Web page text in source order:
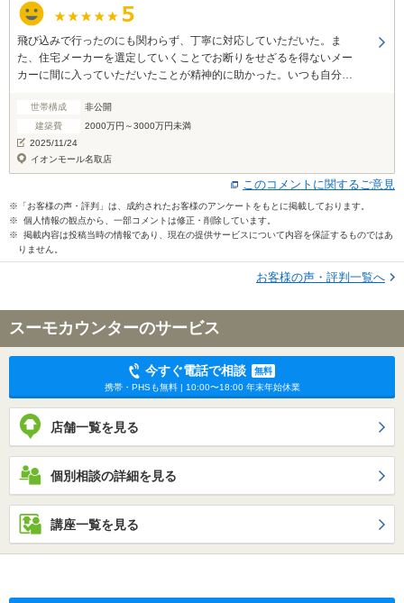
飛び込みで行ったのにも関わらず、丁寧に対応していただいた。ま
た、住宅メーカーを選定していくことでお断りをせざるを得ないメー
カーに間に入っていただいたことが精神的に助かった。いつも自分た
世帯構成
非公開
建築費
2000万円～3000万円未満
2025/11/24
イオンモール名取店
このコメントに関するご意見
※「お客様の声・評判」は、成約されたお客様のアンケートをもとに掲載しております。
※ 個人情報の観点から、一部コメントは修正・削除しています。
※ 掲載内容は投稿当時の情報であり、現在の提供サービスについて内容を保証するものではあ
りません。
お客様の声・評判一覧へ
スーモカウンターのサービス
今すぐ電話で相談
無料
携帯・PHSも無料 | 10:00〜18:00 年末年始休業
店舗一覧を見る
個別相談の詳細を見る
講座一覧を見る